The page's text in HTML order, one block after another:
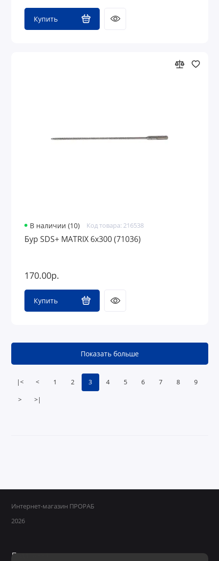
Купить
В наличии (10) Код товара: 216538
Бур SDS+ MATRIX 6х300 (71036)
170.00р.
Купить
|< < 1 2 3 4 5 6 7 8 9
> >|
Показать больше
Интернет-магазин ПРОРАБ
2026
Поддержка